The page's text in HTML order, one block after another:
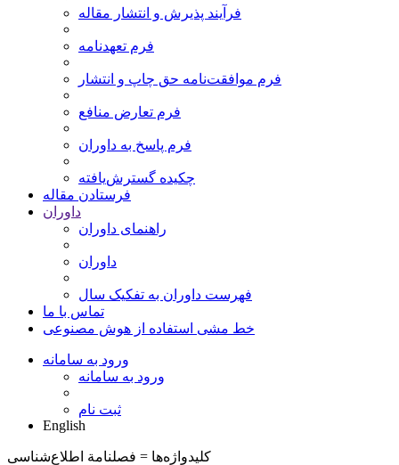
فرآیند پذیرش و انتشار مقاله
فرم تعهدنامه
فرم موافقت‌نامه حق چاپ و انتشار
فرم تعارض منافع
فرم پاسخ به داوران
چکیده گسترش‌یافته
فرستادن مقاله
داوران
راهنمای داوران
داوران
فهرست داوران به تفکیک سال
تماس با ما
خط مشی استفاده از هوش مصنوعی
ورود به سامانه
ورود به سامانه
ثبت نام
English
کلیدواژه‌ها = فصلنامة اطلاع‌شناسی